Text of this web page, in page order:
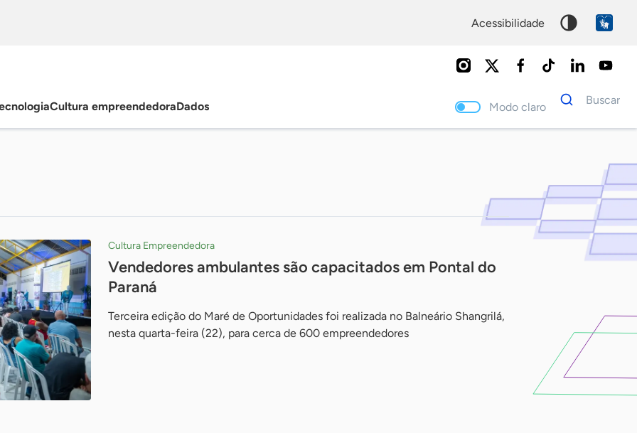
acessibilidade
Cultura empreendedoraDados Modo claro
Dados
para
Buscar
Cultura Empreendedora
Vendedores ambulantes são capacitados em Pontal do
Paraná
Terceira edição do Maré de Oportunidades foi realizada no Balneário Shangrilá,
nesta quarta-feira (22), para cerca de 600 empreendedores